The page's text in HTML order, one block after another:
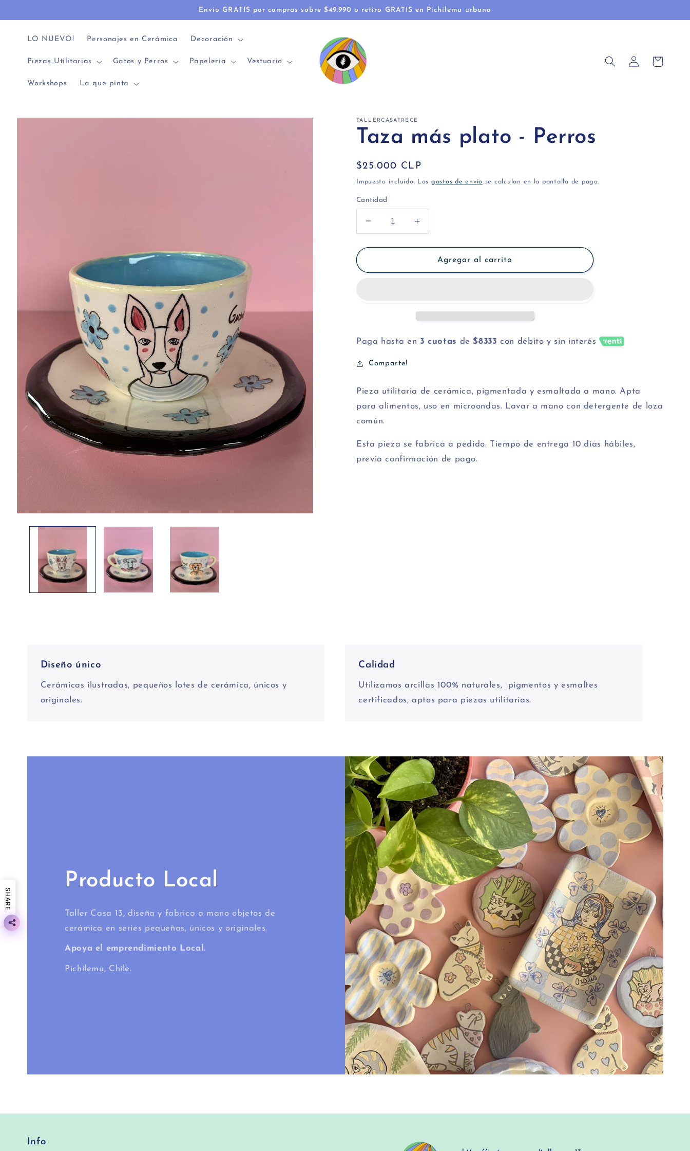
al contenido
Envío GRATIS por compras sobre $49.990 o retiro GRATIS en Pichilemu urbano
LO NUEVO! Personajes en Cerámica Decoración
Piezas Utilitarias Gatos y Perros Papelería Vestuario
Workshops La que pinta
Iniciar
sesión
Carrito
directamente
TALLERCASATRECE
Taza más plato - Perros
Precio
habitual
$25.000 CLP
Impuesto incluido. Los gastos de envío se calculan en la pantalla de pago.
Cantidad
Reducir
cantidad
para
más
Aumentar
cantidad
para
Taza
más
Agregar al carrito
Paga hasta en 3 cuotas de$8333 con débito y sin interés
Comparte!
Pieza utilitaria de cerámica, pigmentada y esmaltada a mano. Apta
para alimentos, uso en microondas. Lavar a mano con detergente de loza
común.
Esta pieza se fabrica a pedido. Tiempo de entrega 10 días hábiles,
previa confirmación de pago.
Diseño único
Cerámicas ilustradas, pequeños lotes de cerámica, únicos y
originales.
Calidad
Utilizamos arcillas 100% naturales, pigmentos y esmaltes
certificados, aptos para piezas utilitarias.
Producto Local
Taller Casa 13, diseña y fabrica a mano objetos de
cerámica en series pequeñas, únicos y originales.
Apoya el emprendimiento Local.
Pichilemu, Chile.
Info
SHARE